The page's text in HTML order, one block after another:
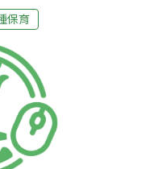
中，獵人殺死小鹿班比的
是預定展開撲殺行動的
不公平和惡意」的行
過度繁殖，威脅農作物
遊蕩而引發交通事故，
亞(Calabria)地區介入此
想要的那些鹿，不過得
保育